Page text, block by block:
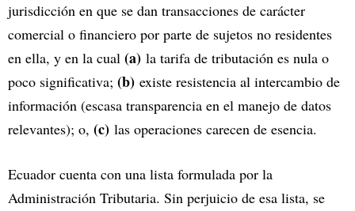
jurisdicción en que se dan transacciones de carácter
comercial o financiero por parte de sujetos no residentes
en ella, y en la cual (a) la tarifa de tributación es nula o
poco significativa; (b) existe resistencia al intercambio de
información (escasa transparencia en el manejo de datos
relevantes); o, (c) las operaciones carecen de esencia.
Ecuador cuenta con una lista formulada por la
Administración Tributaria. Sin perjuicio de esa lista, se